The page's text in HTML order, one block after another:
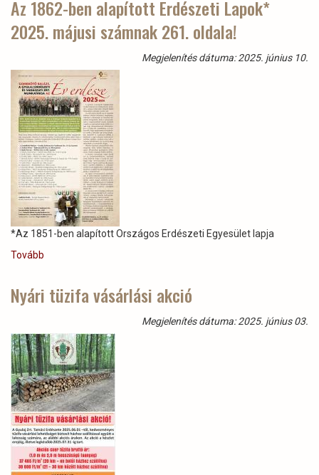
be
erdők
élővilágát)
Az 1862-ben alapított Erdészeti Lapok*
2025. májusi számnak 261. oldala!
Megjelenítés dátuma: 2025. június 10.
*Az 1851-ben alapított Országos Erdészeti Egyesület lapja
Tovább
alapított
2025.
májusi
számnak
261.
oldala!
)
Nyári tüzifa vásárlási akció
Megjelenítés dátuma: 2025. június 03.